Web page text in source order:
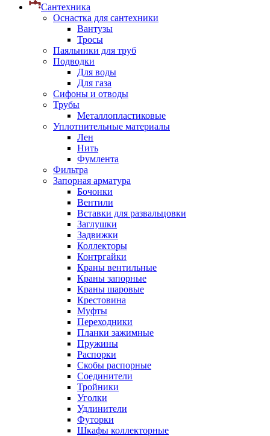
Сантехника
Оснастка для сантехники
Вантузы
Тросы
Паяльники для труб
Подводки
Для воды
Для газа
Сифоны и отводы
Трубы
Металлопластиковые
Уплотнительные материалы
Лен
Нить
Фумлента
Фильтра
Запорная арматура
Бочонки
Вентили
Вставки для развальцовки
Заглушки
Задвижки
Коллекторы
Контргайки
Краны вентильные
Краны запорные
Краны шаровые
Крестовина
Муфты
Переходники
Планки зажимные
Пружины
Распорки
Скобы распорные
Соединители
Тройники
Уголки
Удлинители
Футорки
Шкафы коллекторные